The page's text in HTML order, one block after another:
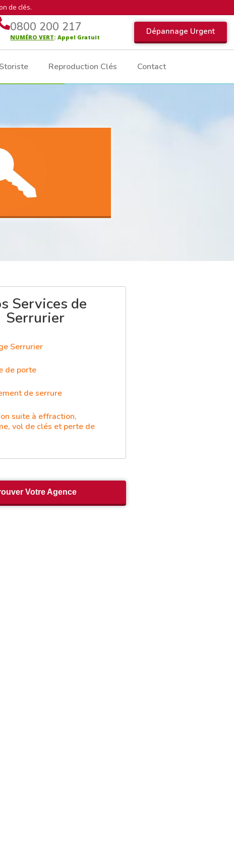
de clés.
0800 200 217
NUMÉRO VERT: Appel Gratuit
Dépannage Urgent
Storiste Reproduction Clés Contact
Services de
Serrurier
Serrurier
de porte
de serrure
suite à effraction,
vol de clés et perte de
Votre Agence